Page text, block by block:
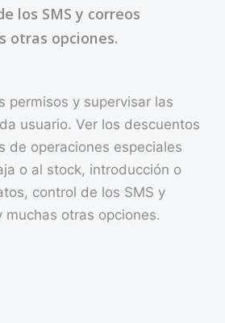
los SMS y correos
otras opciones.
permisos y supervisar las
usuario. Ver los descuentos
de operaciones especiales
o al stock, introducción o
control de los SMS y
muchas otras opciones.